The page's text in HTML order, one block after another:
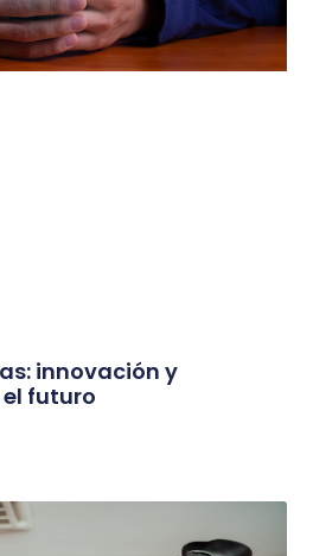
innovación y
futuro